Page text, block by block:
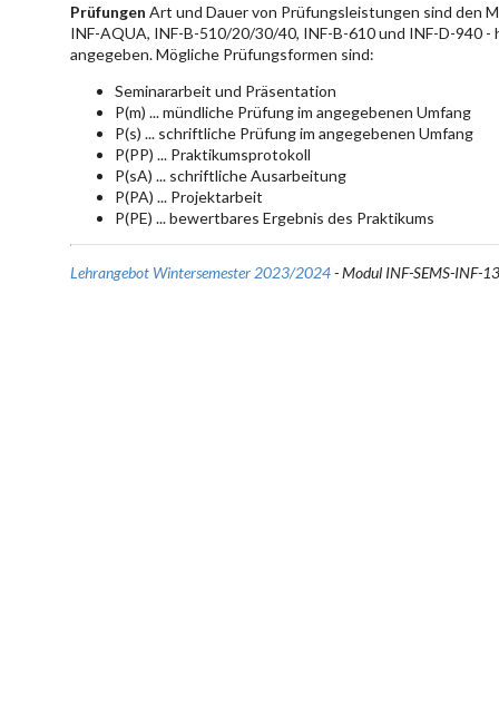
Prüfungen Art und Dauer von Prüfungsleistungen sind den
INF-AQUA, INF-B-510/20/30/40, INF-B-610 und INF-D-940
angegeben. Mögliche Prüfungsformen sind:
Seminararbeit und Präsentation
P(m) ... mündliche Prüfung im angegebenen Umfang
P(s) ... schriftliche Prüfung im angegebenen Umfang
P(PP) ... Praktikumsprotokoll
P(sA) ... schriftliche Ausarbeitung
P(PA) ... Projektarbeit
P(PE) ... bewertbares Ergebnis des Praktikums
Lehrangebot Wintersemester 2023/2024- Modul INF-SEMS-INF-13